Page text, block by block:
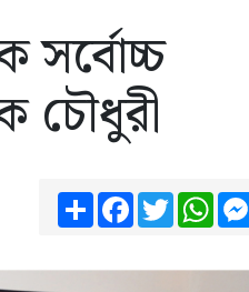
চৌধুরী
ShareFacebook
Twitter